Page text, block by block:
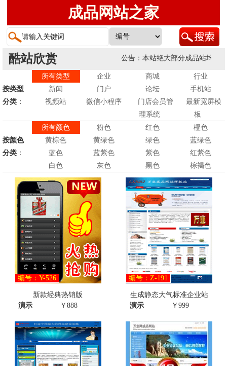
成品网站之家
酷站欣赏 公告：本站绝大部分成品站均支
按类型
分类：
所有类型 企业 商城
行业
新闻
门户 论坛
手机站
视频站
微信小程序
门店会员管
理系统
最新宽屏模
板
按颜色
分类：
所有颜色 粉色 红色
橙色
黄棕色
黄绿色 绿色
蓝绿色
蓝色
蓝紫色 紫色
红紫色
白色
灰色 黑色 棕褐色
编号：Y-526
新款经典热销版
演示
￥888
编号：Z-191
生成静态大气标准企业站
演示
￥999